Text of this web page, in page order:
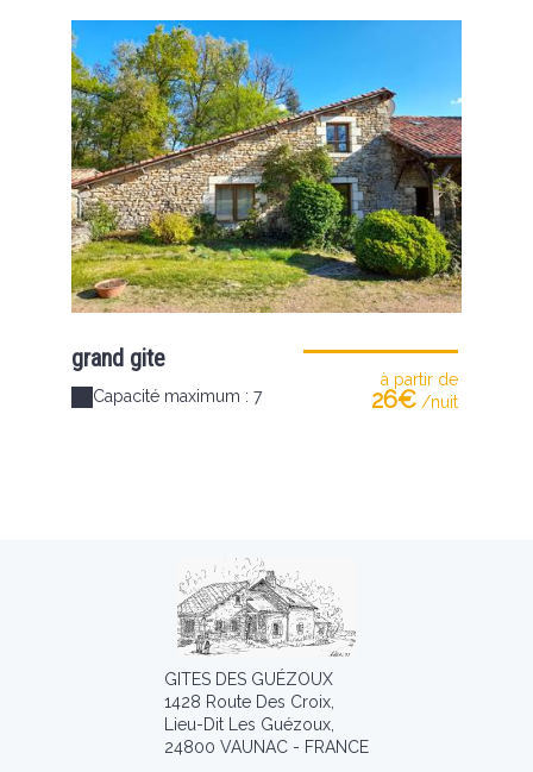
grand gite
Capacité maximum : 7
à partir de
26€ /nuit
GITES DES GUÉZOUX
1428 Route Des Croix,
Lieu-Dit Les Guézoux,
24800 VAUNAC - FRANCE